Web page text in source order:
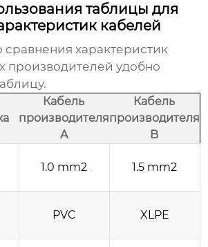
таблицы для
кабелей
сравнения характеристик
производителей удобно
Кабель
производителя
A
Кабель
производителя
B
1.0 mm2 1.5 mm2
PVC XLPE